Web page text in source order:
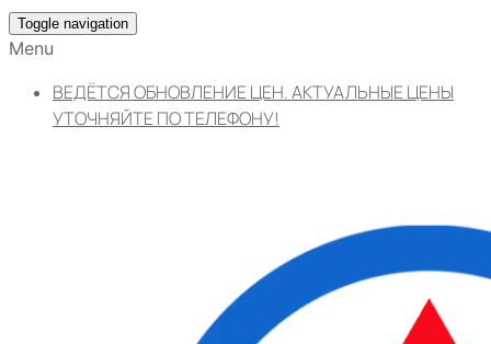
Toggle navigation
Menu
ВЕДЁТСЯ ОБНОВЛЕНИЕ ЦЕН. АКТУАЛЬНЫЕ ЦЕНЫ
УТОЧНЯЙТЕ ПО ТЕЛЕФОНУ!